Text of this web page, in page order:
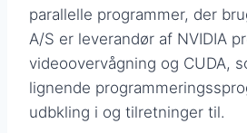
parallelle programmer, der
A/S er leverandør af NVIDIA
videoovervågning og CUDA,
lignende
udbkling i og tilretninger til.